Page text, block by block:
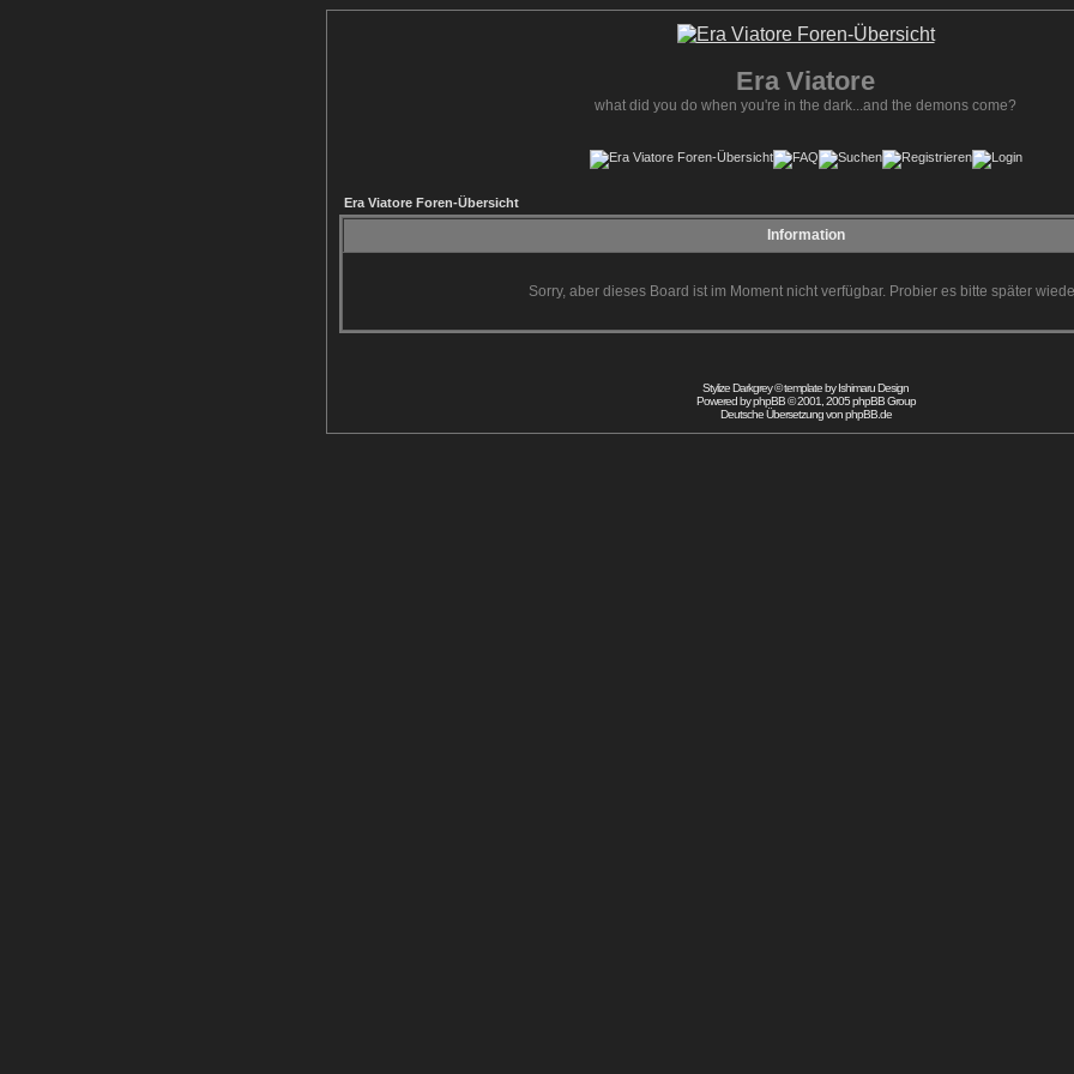
Era Viatore
what did you do when you're in the dark...and the demons come?
Era Viatore Foren-Übersicht
Information
Sorry, aber dieses Board ist im Moment nicht verfügbar. Probier es bitte später
Stylize Darkgrey © template byIshimaru Design
Powered byphpBB© 2001, 2005 phpBB Group
Deutsche Übersetzung vonphpBB.de